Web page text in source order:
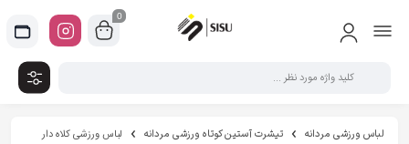
0
لباس ورزشی مردانه تیشرت آستین کوتاه ورزشی مردانه
لباس ورزشی کلاه دار